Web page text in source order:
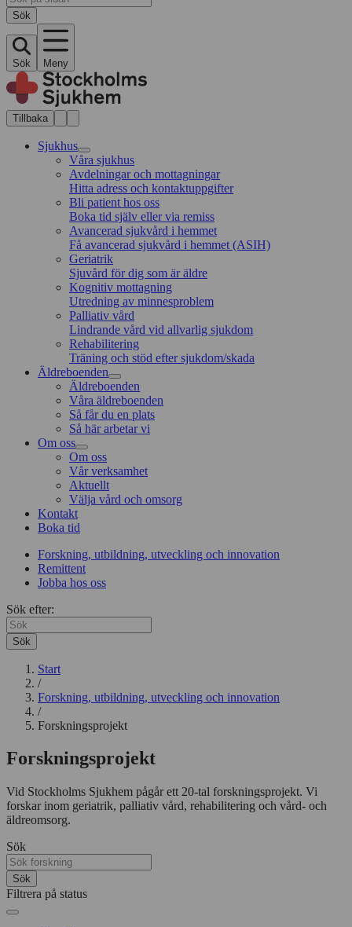
Sök
Sök Meny
Tillbaka
Sjukhus
Våra sjukhus
Avdelningar och mottagningar
Hitta adress och kontaktuppgifter
Bli patient hos oss
Boka tid själv eller via remiss
Avancerad sjukvård i hemmet
Få avancerad sjukvård i hemmet (ASIH)
Geriatrik
Sjuvård för dig som är äldre
Kognitiv mottagning
Utredning av minnesproblem
Palliativ vård
Lindrande vård vid allvarlig sjukdom
Rehabilitering
Träning och stöd efter sjukdom/skada
Äldreboenden
Äldreboenden
Våra äldreboenden
Så får du en plats
Så här arbetar vi
Om oss
Om oss
Vår verksamhet
Aktuellt
Välja vård och omsorg
Kontakt
Boka tid
Forskning, utbildning, utveckling och innovation
Remittent
Jobba hos oss
Sök efter:
Sök
Start
/
Forskning, utbildning, utveckling och innovation
/
Forskningsprojekt
Forskningsprojekt
Vid Stockholms Sjukhem pågår ett 20-tal forskningsprojekt. Vi
forskar inom geriatrik, palliativ vård, rehabilitering och vård- och
äldreomsorg.
Sök
Sök
Filtrera på status